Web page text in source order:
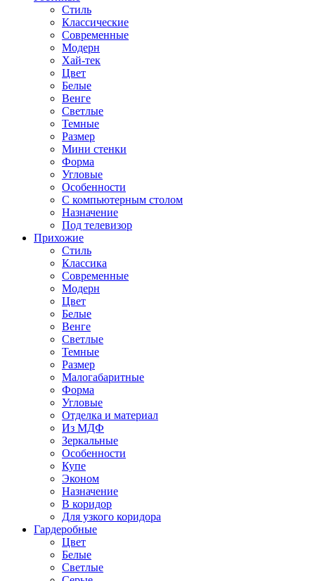
Стиль
Классические
Современные
Модерн
Хай-тек
Цвет
Белые
Венге
Светлые
Темные
Размер
Мини стенки
Форма
Угловые
Особенности
С компьютерным столом
Назначение
Под телевизор
Прихожие
Стиль
Классика
Современные
Модерн
Цвет
Белые
Венге
Светлые
Темные
Размер
Малогабаритные
Форма
Угловые
Отделка и материал
Из МДФ
Зеркальные
Особенности
Купе
Эконом
Назначение
В коридор
Для узкого коридора
Гардеробные
Цвет
Белые
Светлые